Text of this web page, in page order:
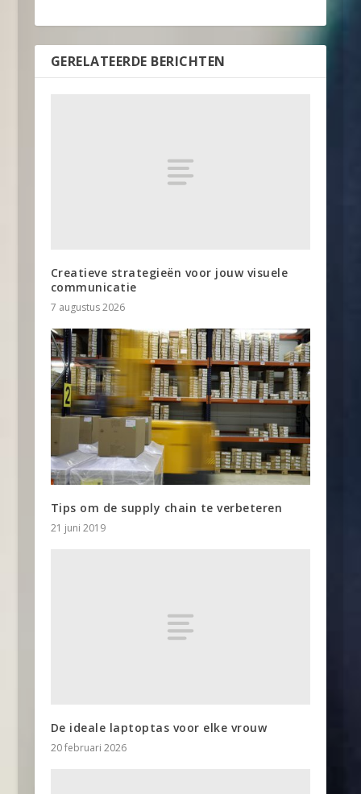
GERELATEERDE BERICHTEN
Creatieve strategieën voor jouw visuele
communicatie
7 augustus 2026
Tips om de supply chain te verbeteren
21 juni 2019
De ideale laptoptas voor elke vrouw
20 februari 2026